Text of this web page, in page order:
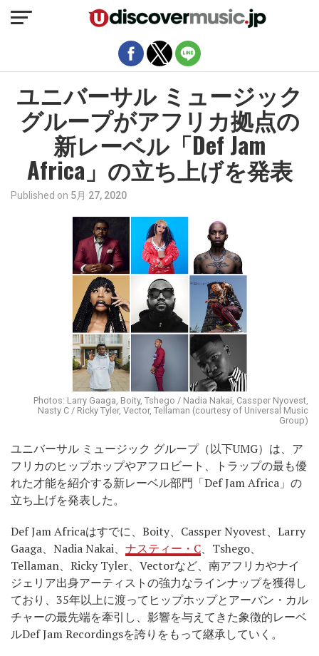
ユニバーサル ミュージック
グループがアフリカ拠点の
新レーベル「Def Jam
Africa」の立ち上げを発表
Published on 5月 27, 2020
Photos: Larry Gaaga, Boity, Tshego / Nadia Nakai, Cassper Nyovest,
Nasty C / Ricky Tyler, Vector, Tellaman (courtesy of Universal Music
Group)
ユニバーサル ミュージック グループ（以下UMG）は、ア
フリカのヒップホップやアフロビート、トラップの最も優
れた才能を紹介する新レーベル部門「Def Jam Africa」の
立ち上げを発表した。
Def Jam Africaはすでに、Boity、Cassper Nyovest、Larry
Gaaga、Nadia Nakai、 ナスティー・C、Tshego、
Tellaman、Ricky Tyler、Vectorなど、南アフリカやナイ
ジェリア出身アーティストの強力なラインナップを獲得し
ており、35年以上に渡ってヒップホップとアーバン・カル
チャーの最先端を牽引し、影響を与えてきた象徴的レーベ
ルDef Jam Recordingsを誇りをもって継承していく。
モバイルバージョンを終了